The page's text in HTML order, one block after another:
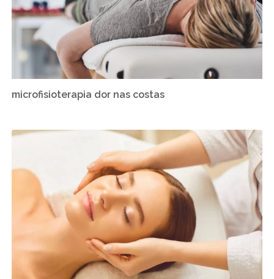
microfisioterapia dor nas costas